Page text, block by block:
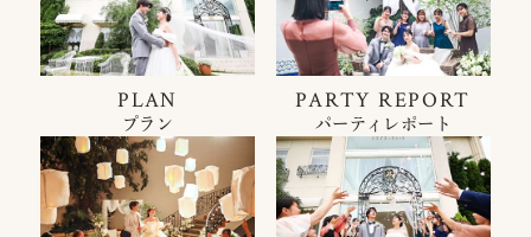
PLAN
プラン
PARTY REPORT
パーティレポート